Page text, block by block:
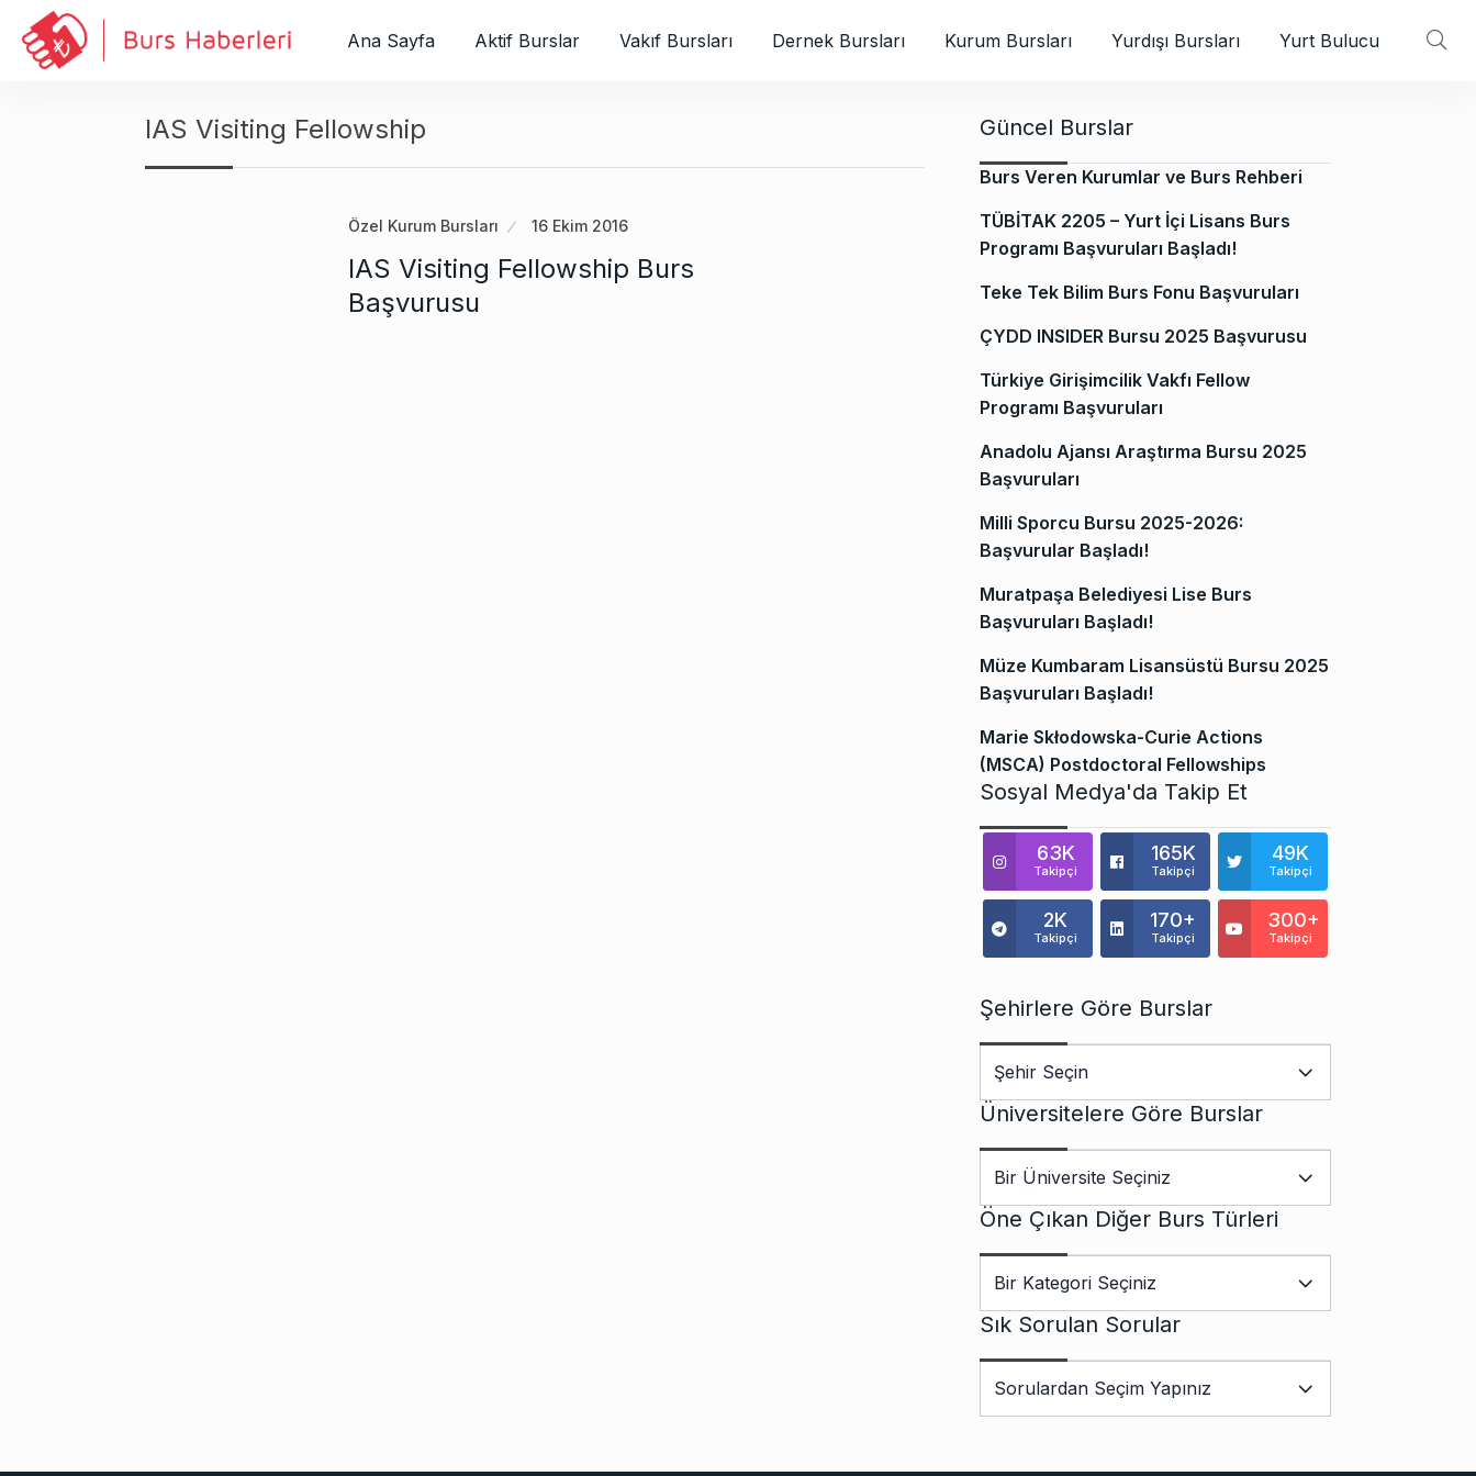
Ana Sayfa Aktif Burslar Vakıf Bursları Dernek Bursları Kurum Bursları Yurdışı Bursları Yurt Bulucu
IAS Visiting Fellowship
Özel Kurum Bursları 16 Ekim 2016
IAS Visiting Fellowship Burs
Başvurusu
Güncel Burslar
Burs Veren Kurumlar ve Burs Rehberi
TÜBİTAK 2205 – Yurt İçi Lisans Burs
Programı Başvuruları Başladı!
Teke Tek Bilim Burs Fonu Başvuruları
ÇYDD INSIDER Bursu 2025 Başvurusu
Türkiye Girişimcilik Vakfı Fellow
Programı Başvuruları
Anadolu Ajansı Araştırma Bursu 2025
Başvuruları
Milli Sporcu Bursu 2025-2026:
Başvurular Başladı!
Muratpaşa Belediyesi Lise Burs
Başvuruları Başladı!
Müze Kumbaram Lisansüstü Bursu 2025
Başvuruları Başladı!
Marie Skłodowska-Curie Actions
(MSCA) Postdoctoral Fellowships
Sosyal Medya'da Takip Et
63K
Takipçi
165K
Takipçi
49K
Takipçi
2K
Takipçi
170+
Takipçi
300+
Takipçi
Şehirlere Göre Burslar
Üniversitelere Göre Burslar
Öne Çıkan Diğer Burs Türleri
Sık Sorulan Sorular